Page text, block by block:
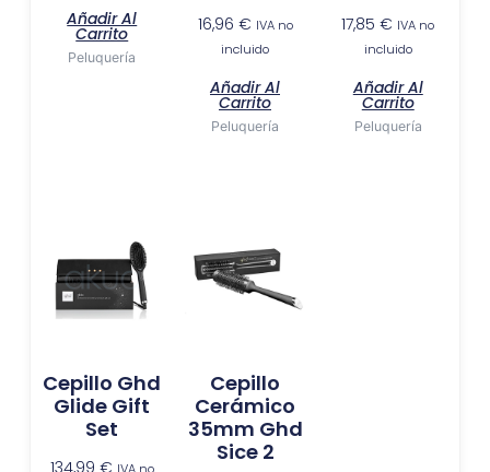
Añadir Al
Carrito
Peluquería
16,96 € IVA no
incluido
Añadir Al
Carrito
Peluquería
17,85€ IVA no
incluido
Añadir Al
Carrito
Peluquería
Cepillo Ghd
Glide Gift
Set
Cepillo
Cerámico
35mm Ghd
Sice 2